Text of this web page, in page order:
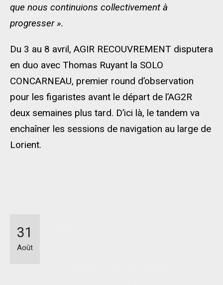
que nous continuions collectivement à
progresser ».
Du 3 au 8 avril, AGIR RECOUVREMENT disputera
en duo avec Thomas Ruyant la SOLO
CONCARNEAU, premier round d’observation
pour les figaristes avant le départ de l’AG2R
deux semaines plus tard. D’ici là, le tandem va
enchaîner les sessions de navigation au large de
Lorient.
31
Août